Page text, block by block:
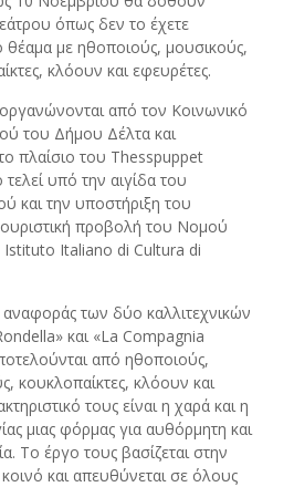
όπως δεν το έχετε
θέαμα με ηθοποιούς, μουσικούς,
κλόουν και εφευρέτες.
από τον Κοινωνικό
του Δήμου Δέλτα και
πλαίσιο του Thesspuppet
υπό την αιγίδα του
και την υποστήριξη του
προβολή του Νομού
Istituto Italiano di Cultura di
αναφοράς των δύο καλλιτεχνικών
και «La Compagnia
από ηθοποιούς,
κουκλοπαίκτες, κλόουν και
τους είναι η χαρά και η
μιας φόρμας για αυθόρμητη και
Το έργο τους βασίζεται στην
και απευθύνεται σε όλους